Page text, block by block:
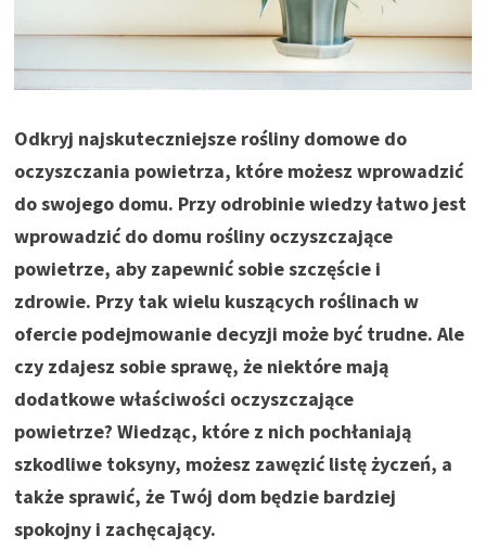
Odkryj najskuteczniejsze rośliny domowe do
oczyszczania powietrza, które możesz wprowadzić
do swojego domu. Przy odrobinie wiedzy łatwo jest
wprowadzić do domu rośliny oczyszczające
powietrze, aby zapewnić sobie szczęście i
zdrowie. Przy tak wielu kuszących roślinach w
ofercie podejmowanie decyzji może być trudne. Ale
czy zdajesz sobie sprawę, że niektóre mają
dodatkowe właściwości oczyszczające
powietrze? Wiedząc, które z nich pochłaniają
szkodliwe toksyny, możesz zawęzić listę życzeń, a
także sprawić, że Twój dom będzie bardziej
spokojny i zachęcający.